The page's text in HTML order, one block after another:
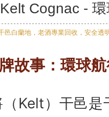
Cognac -
故事：環球
Kelt）干邑